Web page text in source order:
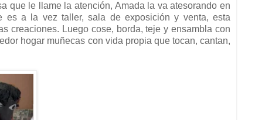
que le llame la atención, Amada la va atesorando en
es a la vez taller, sala de exposición y venta, esta
creaciones. Luego cose, borda, teje y ensambla con
hogar muñecas con vida propia que tocan, cantan,